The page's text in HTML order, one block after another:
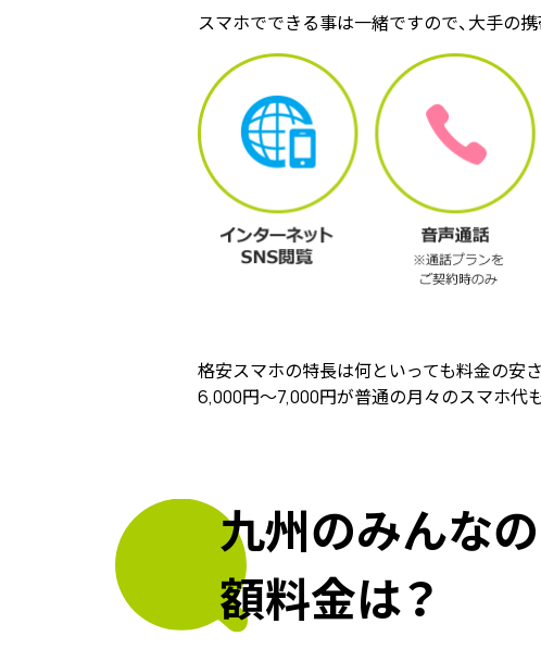
スマホでできる事は一緒ですので、大手の
格安スマホの特長は何といっても料金の安さ
6,000円～7,000円が普通の月々のスマホ代
九州のみんなの
額料金は？